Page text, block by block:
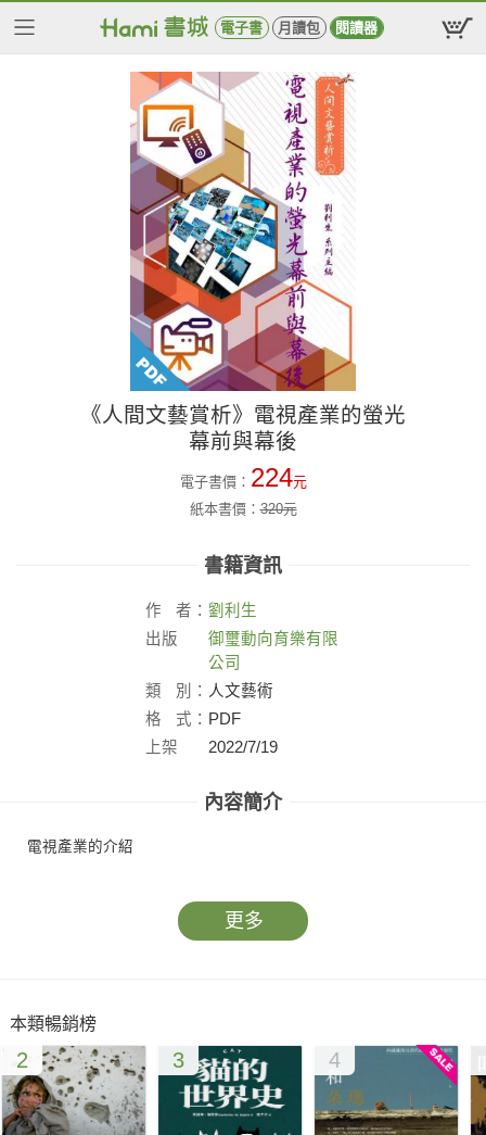
電子書 月讀包 閱讀器
《人間文藝賞析》電視產業的螢光
幕前與幕後
電子書價： 224元
紙本書價：320元
書籍資訊
作 者： 劉利生
出版
御璽動向育樂有限
公司
類
別： 人文藝術
格
式： PDF
上架
2022/7/19
內容簡介
電視產業的介紹
更多
本類暢銷榜
2 3 4